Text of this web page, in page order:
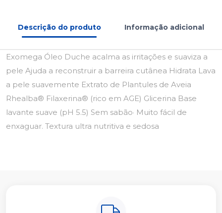
Descrição do produto Informação adicional
Exomega Óleo Duche acalma as irritações e suaviza a
pele Ajuda a reconstruir a barreira cutânea Hidrata Lava
a pele suavemente Extrato de Plantules de Aveia
Rhealba® Filaxerina® (rico em AGE) Glicerina Base
lavante suave (pH 5.5) Sem sabão· Muito fácil de
enxaguar. Textura ultra nutritiva e sedosa